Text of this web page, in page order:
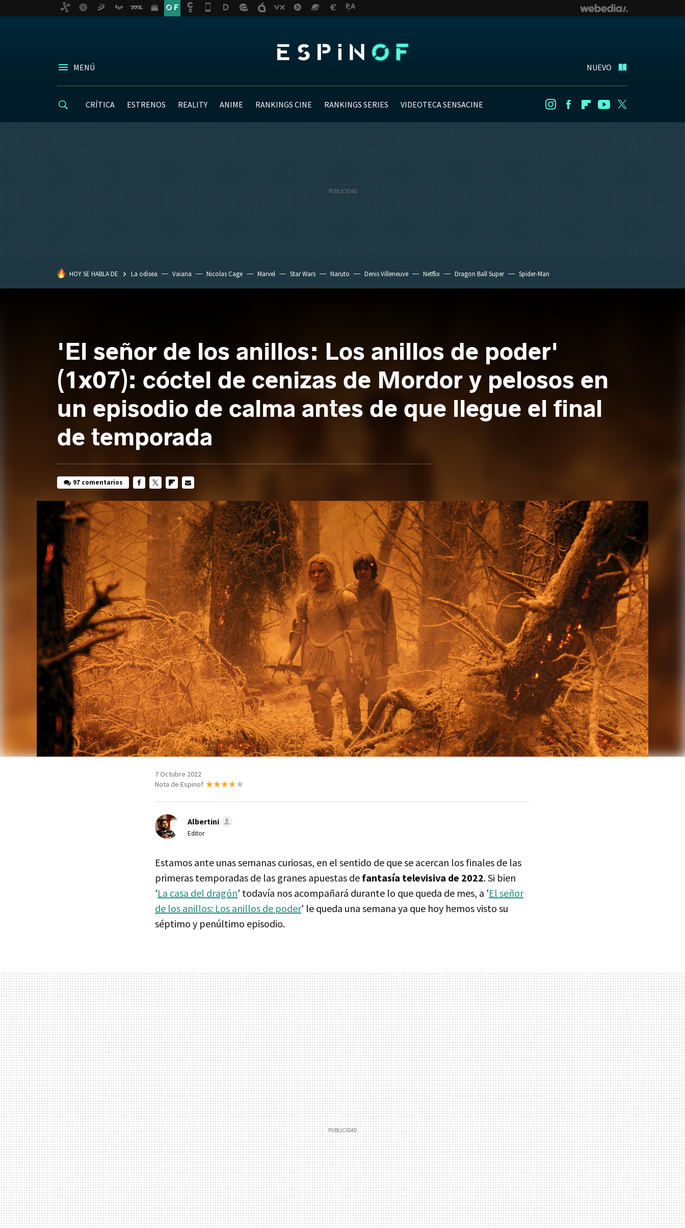
MENÚ NUEVO
CRÍTICA ESTRENOS REALITY ANIME RANKINGS CINE RANKINGS SERIES VIDEOTECA SENSACINE InstagramFacebookFlipboard
Youtube
HOY SE HABLA DE La odisea Vaiana Nicolas Cage Marvel Star Wars Naruto Denis Villeneuve Netflix Dragon Ball Super Spider-Man
'El señor de los anillos: Los anillos de poder'
(1x07): cóctel de cenizas de Mordor y pelosos en
un episodio de calma antes de que llegue el final
de temporada
97 comentarios
MAIL
7 Octubre 2022
Nota de Espinof
Albertini
Editor
Estamos ante unas semanas curiosas, en el sentido de que se acercan los finales de las
primeras temporadas de las granes apuestas de fantasía televisiva de 2022. Si bien
'La casa del dragón' todavía nos acompañará durante lo que queda de mes, a 'El señor
de los anillos: Los anillos de poder' le queda una semana ya que hoy hemos visto su
séptimo y penúltimo episodio.